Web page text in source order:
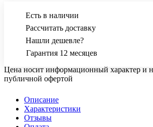
Есть в наличии
Рассчитать доставку
Нашли дешевле?
Гарантия 12 месяцев
Цена носит информационный характер и
публичной офертой
Описание
Характеристики
Отзывы